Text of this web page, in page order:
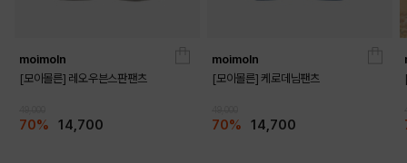
moimoln
[모이몰른] 레오우븐스판팬츠
70% 14,700
moimoln
[모이몰른] 케로데님팬츠
70% 14,700